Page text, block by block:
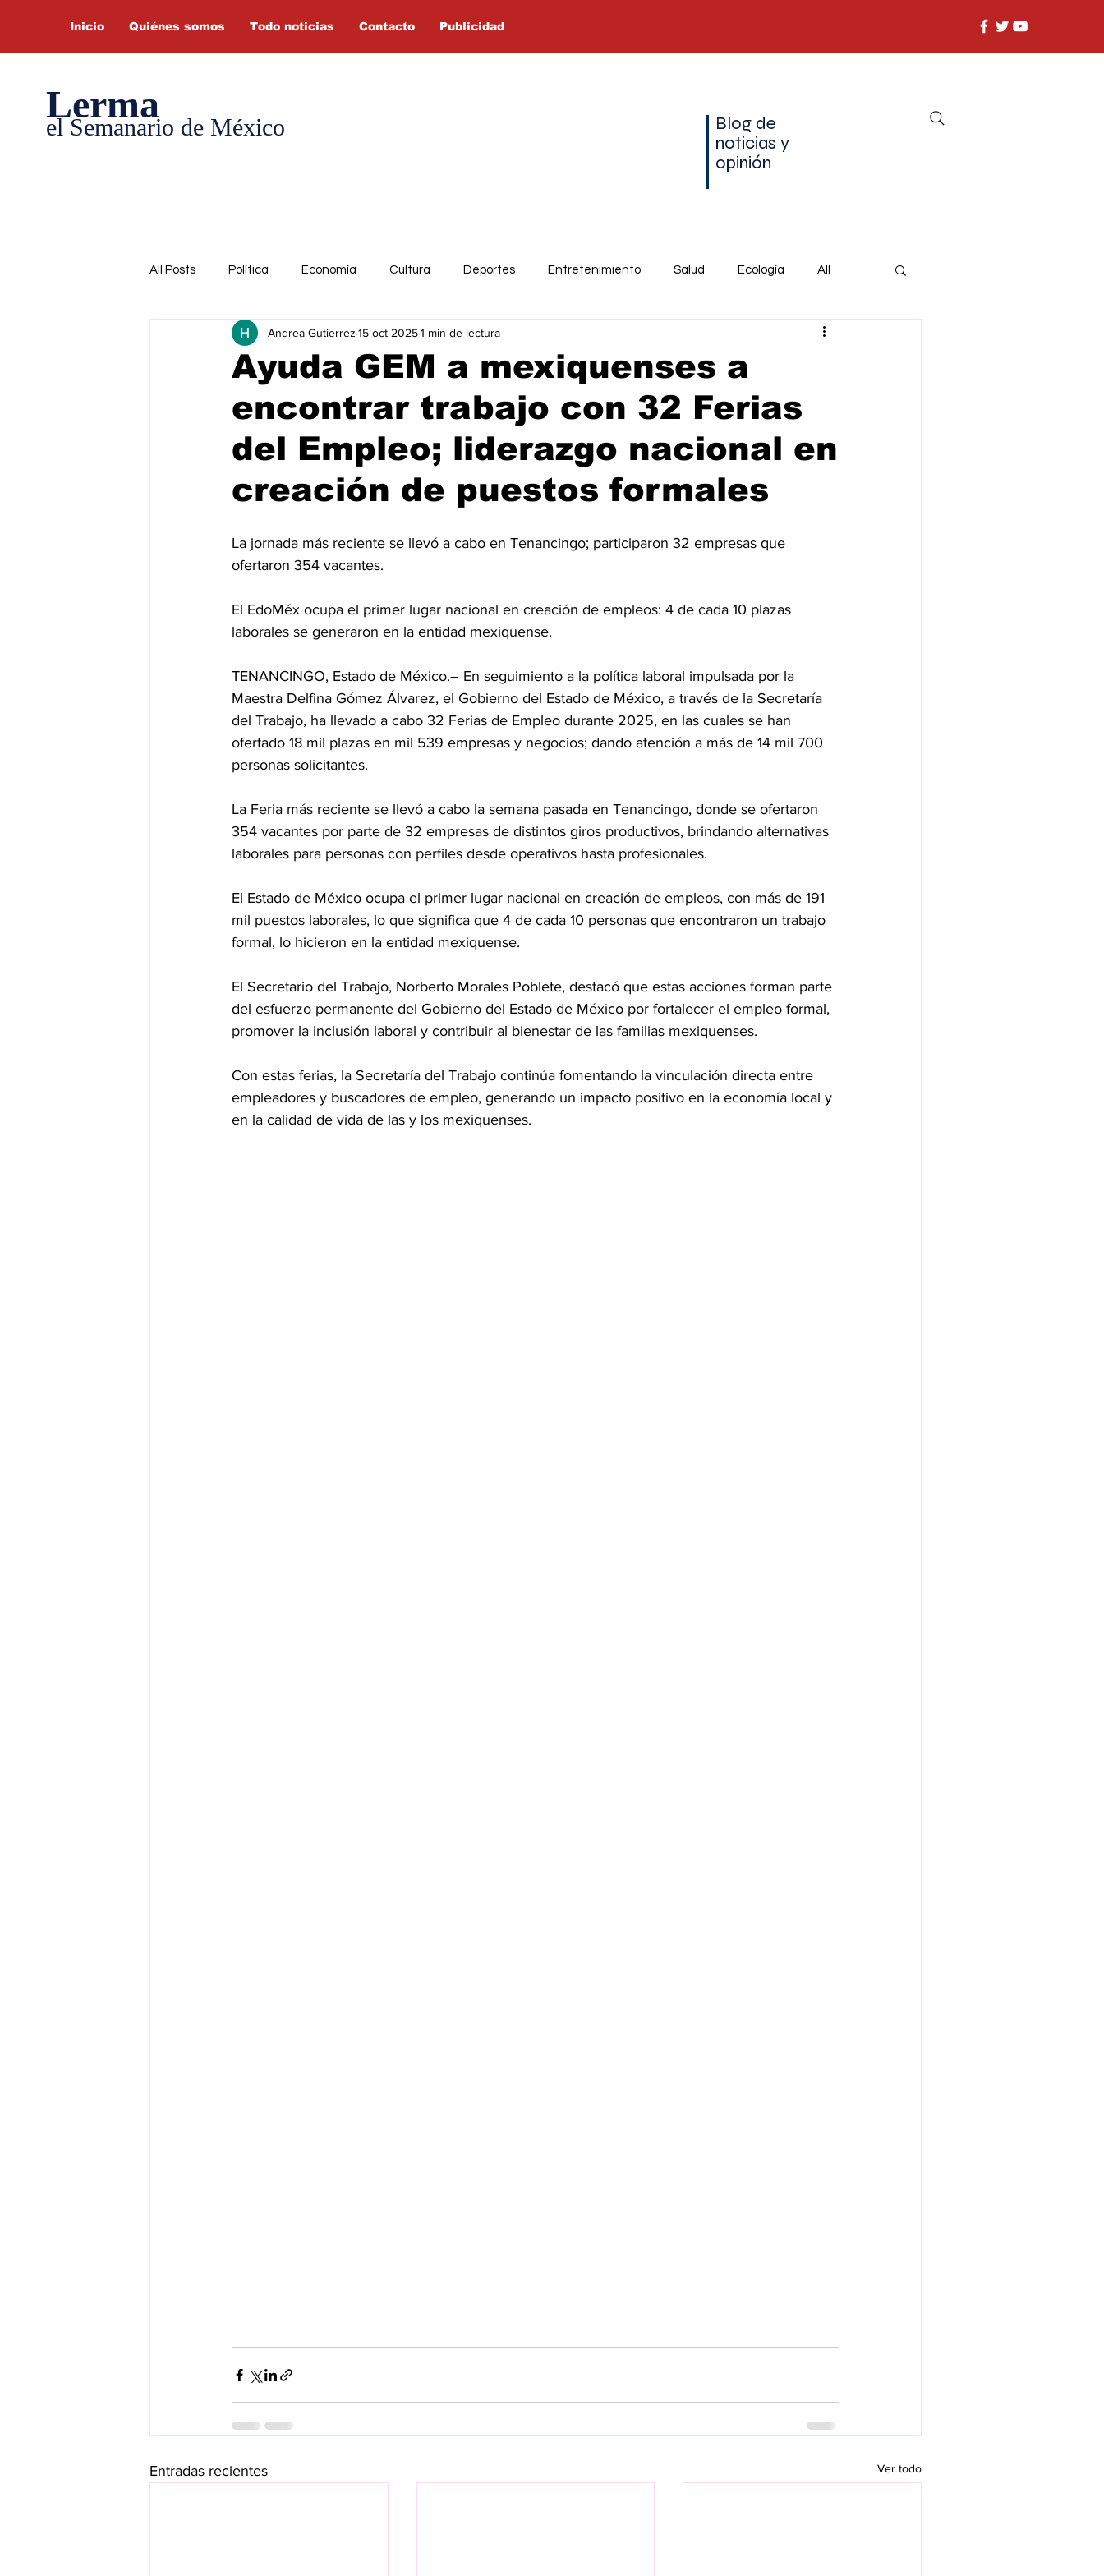
Inicio Quiénes somos Todo noticias Contacto Publicidad
Lerma
el Semanario de México
Blog de
noticias y
opinión
All Posts Política Economía Cultura Deportes Entretenimiento Salud Ecología All
Ayuda GEM a mexiquenses a
encontrar trabajo con 32 Ferias
del Empleo; liderazgo nacional en
creación de puestos formales
Andrea Gutierrez 15 oct 20251 min de lectura
La jornada más reciente se llevó a cabo en Tenancingo; participaron 32 empresas que
ofertaron 354 vacantes.
El EdoMéx ocupa el primer lugar nacional en creación de empleos: 4 de cada 10 plazas
laborales se generaron en la entidad mexiquense.
TENANCINGO, Estado de México.– En seguimiento a la política laboral impulsada por la
Maestra Delfina Gómez Álvarez, el Gobierno del Estado de México, a través de la Secretaría
del Trabajo, ha llevado a cabo 32 Ferias de Empleo durante 2025, en las cuales se han
ofertado 18 mil plazas en mil 539 empresas y negocios; dando atención a más de 14 mil 700
personas solicitantes.
La Feria más reciente se llevó a cabo la semana pasada en Tenancingo, donde se ofertaron
354 vacantes por parte de 32 empresas de distintos giros productivos, brindando alternativas
laborales para personas con perfiles desde operativos hasta profesionales.
El Estado de México ocupa el primer lugar nacional en creación de empleos, con más de 191
mil puestos laborales, lo que significa que 4 de cada 10 personas que encontraron un trabajo
formal, lo hicieron en la entidad mexiquense.
El Secretario del Trabajo, Norberto Morales Poblete, destacó que estas acciones forman parte
del esfuerzo permanente del Gobierno del Estado de México por fortalecer el empleo formal,
promover la inclusión laboral y contribuir al bienestar de las familias mexiquenses.
Con estas ferias, la Secretaría del Trabajo continúa fomentando la vinculación directa entre
empleadores y buscadores de empleo, generando un impacto positivo en la economía local y
en la calidad de vida de las y los mexiquenses.
Entradas recientes Ver todo